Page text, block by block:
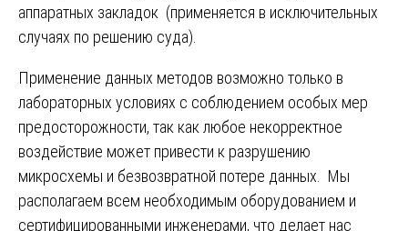
аппаратных закладок (применяется в исключительных
случаях по решению суда).
Применение данных методов возможно только в
лабораторных условиях с соблюдением особых мер
предосторожности, так как любое некорректное
воздействие может привести к разрушению
микросхемы и безвозвратной потере данных. Мы
располагаем всем необходимым оборудованием и
сертифицированными инженерами, что делает нас